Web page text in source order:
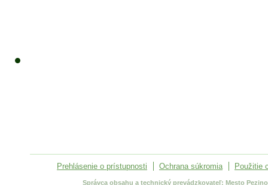
Prehlásenie o prístupnosti Ochrana súkromia Použitie
Správca obsahu a technický prevádzkovateľ: Mesto